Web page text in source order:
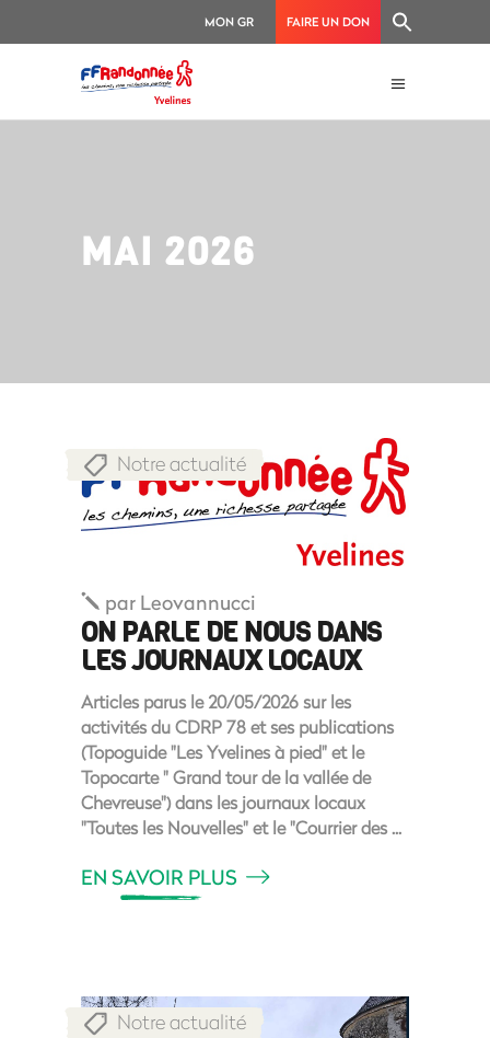
MON GR FAIRE UN DON
MAI 2026
Notre actualité
par Leovannucci
ON PARLE DE NOUS DANS
LES JOURNAUX LOCAUX
Articles parus le 20/05/2026 sur les
activités du CDRP 78 et ses publications
(Topoguide "Les Yvelines à pied" et le
Topocarte " Grand tour de la vallée de
Chevreuse") dans les journaux locaux
"Toutes les Nouvelles" et le "Courrier des
EN SAVOIR PLUS
Notre actualité